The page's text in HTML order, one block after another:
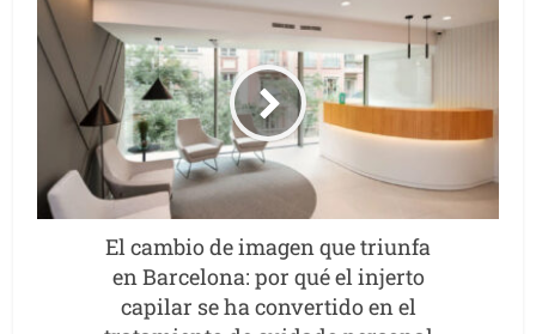
El cambio de imagen que triunfa
en Barcelona: por qué el injerto
capilar se ha convertido en el